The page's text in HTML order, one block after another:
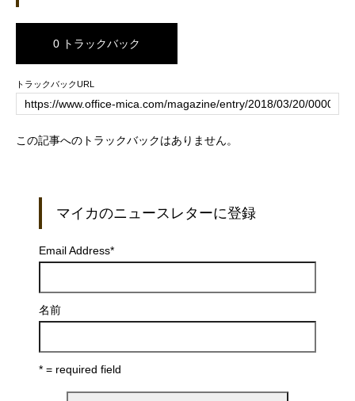
0 トラックバック
トラックバックURL
この記事へのトラックバックはありません。
マイカのニュースレターに登録
Email Address*
名前
* = required field